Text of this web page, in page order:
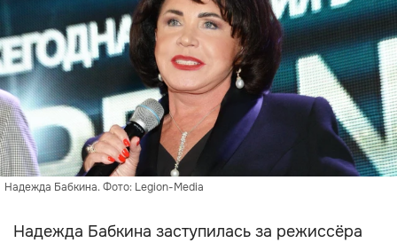
Надежда Бабкина. Фото: Legion-Media
Надежда Бабкина заступилась за режиссёра